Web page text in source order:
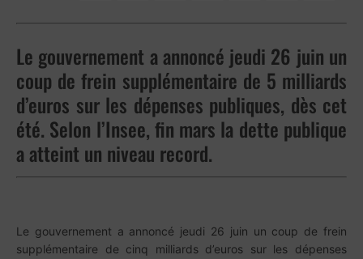
Le gouvernement a annoncé jeudi 26 juin un
coup de frein supplémentaire de 5 milliards
d’euros sur les dépenses publiques, dès cet
été. Selon l’Insee, fin mars la dette publique
a atteint un niveau record.
Le gouvernement a annoncé jeudi 26 juin un coup de frein
supplémentaire de cinq milliards d’euros sur les dépenses